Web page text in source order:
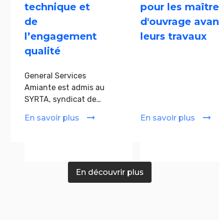
technique et
de
l’engagement
qualité
General Services
Amiante est admis au
SYRTA, syndicat de
amiante. Ce que
les donneurs d'ordre,
maîtres d'ouvrage et
En savoir plus
pour les
d'ouvrage
leurs travaux
En savoir plus
En découvrir plus